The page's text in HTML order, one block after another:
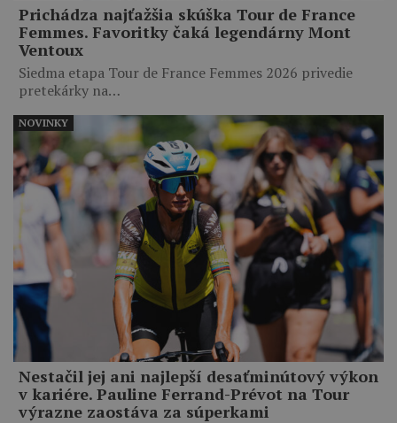
Prichádza najťažšia skúška Tour de France
Femmes. Favoritky čaká legendárny Mont
Ventoux
Siedma etapa Tour de France Femmes 2026 privedie
pretekárky na…
Nestačil jej ani najlepší desaťminútový výkon
v kariére. Pauline Ferrand-Prévot na Tour
výrazne zaostáva za súperkami
NOVINKY